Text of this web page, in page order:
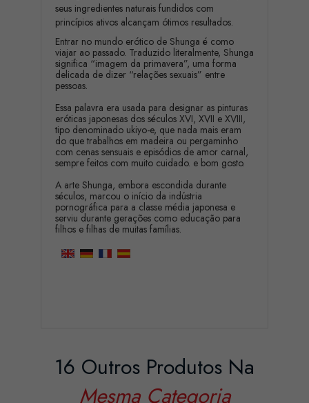
seus ingredientes naturais fundidos com
princípios ativos alcançam ótimos resultados.
Entrar no mundo erótico de Shunga é como
viajar ao passado. Traduzido literalmente, Shunga
significa “imagem da primavera”, uma forma
delicada de dizer “relações sexuais” entre
pessoas.
Essa palavra era usada para designar as pinturas
eróticas japonesas dos séculos XVI, XVII e XVIII,
tipo denominado ukiyo-e, que nada mais eram
do que trabalhos em madeira ou pergaminho
com cenas sensuais e episódios de amor carnal,
sempre feitos com muito cuidado. e bom gosto.
A arte Shunga, embora escondida durante
séculos, marcou o início da indústria
pornográfica para a classe média japonesa e
serviu durante gerações como educação para
filhos e filhas de muitas famílias.
16 Outros Produtos Na
Mesma Categoria